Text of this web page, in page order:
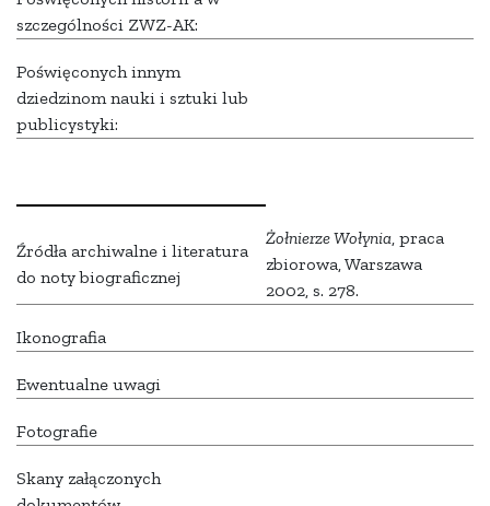
szczególności ZWZ-AK:
Poświęconych innym
dziedzinom nauki i sztuki lub
publicystyki:
Źródła archiwalne i literatura
do noty biograficznej
Żołnierze Wołynia, praca
zbiorowa, Warszawa
2002, s. 278.
Ikonografia
Ewentualne uwagi
Fotografie
Skany załączonych